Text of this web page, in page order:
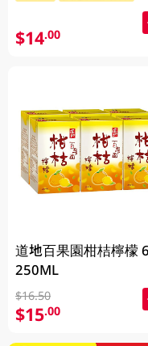
$14.00
道地百果園柑桔檸檬
250ML
$16.50
$15.00